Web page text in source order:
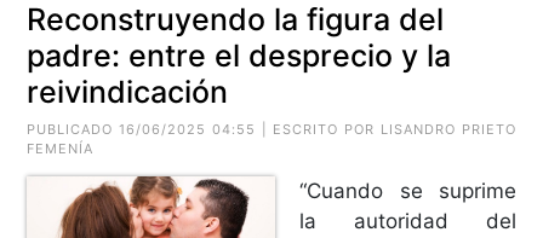
Reconstruyendo la figura del
padre: entre el desprecio y la
reivindicación
PUBLICADO 16/06/2025 04:55 | ESCRITO POR LISANDRO PRIETO
FEMENÍA
“Cuando se suprime
la autoridad del